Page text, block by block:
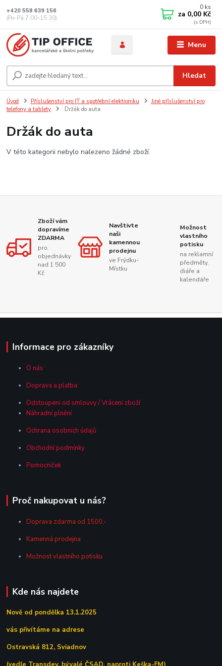
Menu
Hledat
+420 558 639 156
(Po–Pá 7:00–15:30)
0 ks
za 0,00 Kč
Úvod Příslušenství pro IT a spotřební elektroniku
Jiné příslušenství pro
telefony a tablety
Držák do auta
Držák do auta
V této kategorii nebylo nalezeno žádné zboží.
Zboží vám
dopravíme
ZDARMA
pro
objednávky
nad 1 500
Kč
Navštivte
naši
kamennou
prodejnu
ve Frýdku-
Místku
Možnost
vlastního
potisku
na reklamní
předměty,
diáře a
kalendáře
Informace pro zákazníky
O nás
Doprava a platba
Odstoupeni od smlouvy / Vrácení zboží
Náhradní plnění
Ochrana osobních údajů
Obchodní podmínky
Pomocníček
Proč nakupovat u nás?
Doprava zdarma od 1500,-
Kamenná prodejna
Možnost vlastního potisku
Kde nás najdete
Nově od pondělka 13.1.2025
vás přivítáme na adrese
Ostravská 812, Sviadnov